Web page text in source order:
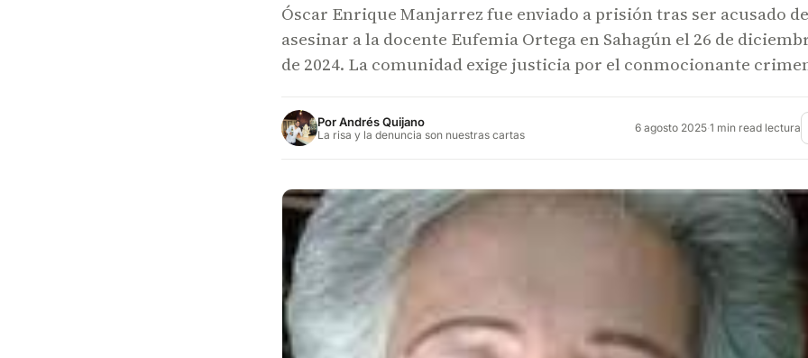
Óscar Enrique Manjarrez fue enviado a prisión tras ser acusado de
asesinar a la docente Eufemia Ortega en Sahagún el 26 de
de 2024. La comunidad exige justicia por el conmocionante
PorAndrés Quijano
La risa y la denuncia son nuestras cartas 6 agosto 2025·1 min read lectura